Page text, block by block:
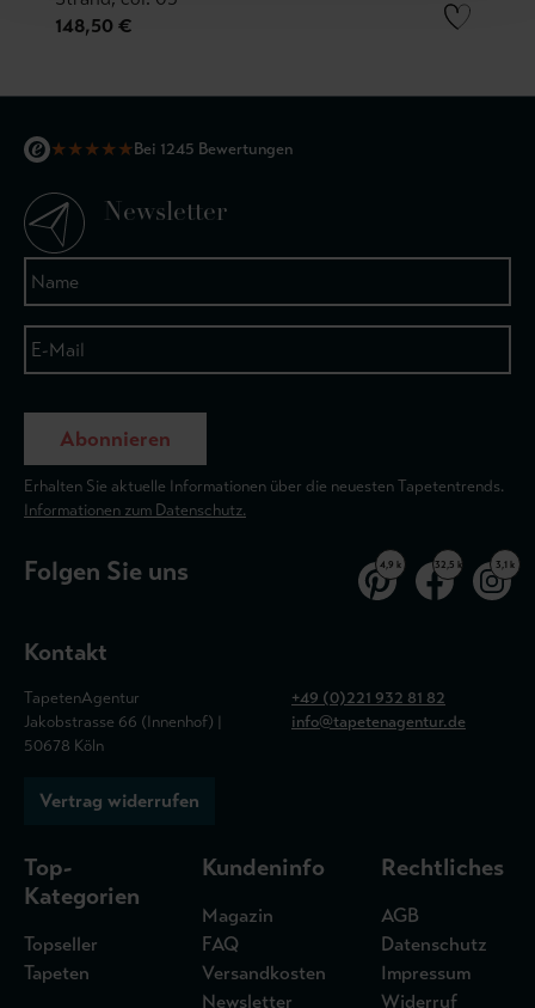
148,50 €
★★★★★Bei 1245 Bewertungen
Newsletter
Abonnieren
Erhalten Sie aktuelle Informationen über die neuesten Tapetentrends.
Informationen zum Datenschutz.
Folgen Sie uns 4,9 k 32,5 k 3,1 k
Kontakt
TapetenAgentur
Jakobstrasse 66 (Innenhof) |
50678 Köln
+49 (0)221 932 81 82
info@tapetenagentur.de
Vertrag widerrufen
Top-
Kategorien
Topseller
Tapeten
Kundeninfo
Magazin
FAQ
Versandkosten
Newsletter
Rechtliches
AGB
Datenschutz
Impressum
Widerruf